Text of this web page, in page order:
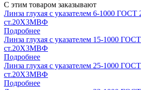
С этим товаром заказывают
Линза глухая с указателем 6-1000 ГОСТ
ст.20Х3МВФ
Подробнее
Линза глухая с указателем 15-1000
ст.20Х3МВФ
Подробнее
Линза глухая с указателем 25-1000
ст.20Х3МВФ
Подробнее